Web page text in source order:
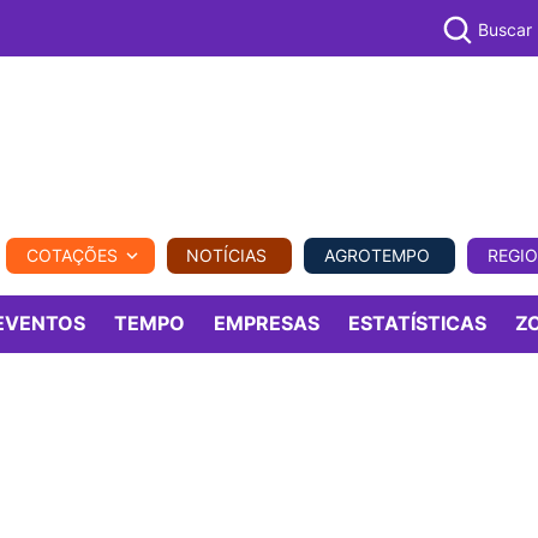
REGIONAL COMERCIAL AGROVIAGENS
Buscar
COTAÇÕES NOTÍCIAS AGROTEMPO
TEMPO EMPRESAS ESTATÍSTICAS